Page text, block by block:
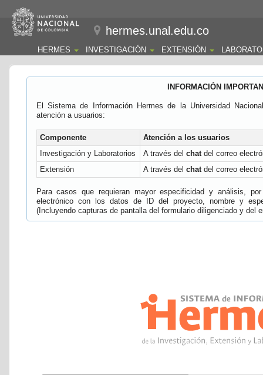
hermes.unal.edu.co
HERMES INVESTIGACIÓN EXTENSIÓN
INFORMACIÓN
El Sistema de Información Hermes de la Universidad
atención a usuarios:
Componente
Atención a los usuarios
Investigación y Laboratorios
A través del chatdel correo
Extensión
A través del chatdel correo
Para casos que requieran mayor especificidad y análisis,
electrónico con los datos de ID del proyecto, nombre y
(Incluyendo capturas de pantalla del formulario diligenciado y del